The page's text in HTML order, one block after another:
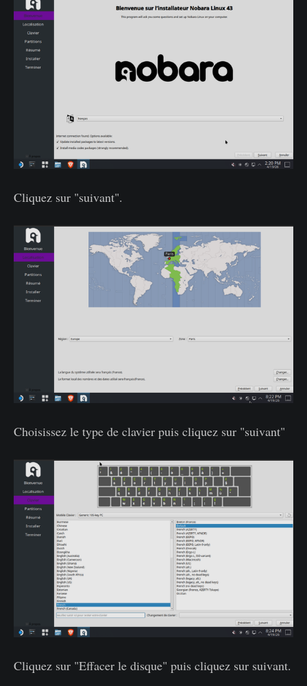
Cliquez sur "suivant".
Choisissez le type de clavier puis cliquez sur "suivant"
Cliquez sur "Effacer le disque" puis cliquez sur suivant.